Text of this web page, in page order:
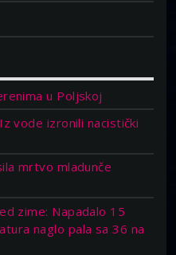
u Poljskoj
vode izronili nacistički
mrtvo mladunče
zime: Napadalo 15
naglo pala sa 36 na